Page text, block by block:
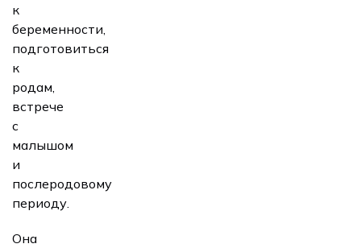
к
беременности,
подготовиться
к
родам,
встрече
с
малышом
и
послеродовому
периоду.
Она